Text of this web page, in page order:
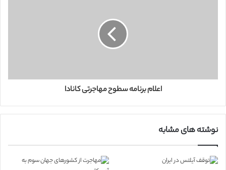
اعلام برنامه سطوح مهاجرتی کانادا
نوشته های مشابه